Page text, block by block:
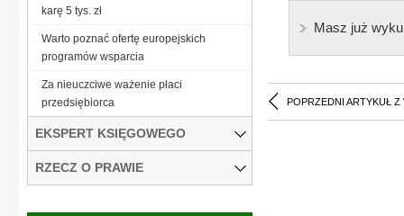
Masz już
POPRZEDNI ARTYKUŁ Z
karę 5 tys. zł
Warto poznać ofertę europejskich
programów wsparcia
Za nieuczciwe ważenie płaci
przedsiębiorca
EKSPERT KSIĘGOWEGO
RZECZ O PRAWIE